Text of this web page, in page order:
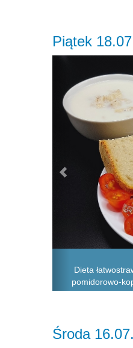
Piątek
Dieta
pomidorowo-
Środa